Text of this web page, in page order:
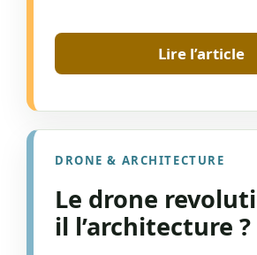
Lire l’article
DRONE & ARCHITECTURE
Le drone
il l’architecture ?